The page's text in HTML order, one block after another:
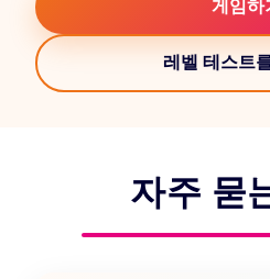
게임하
레벨 테스트
자주 묻